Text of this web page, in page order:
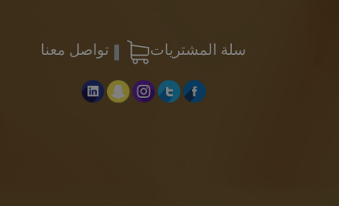
تواصل معنا سلة المشتريات